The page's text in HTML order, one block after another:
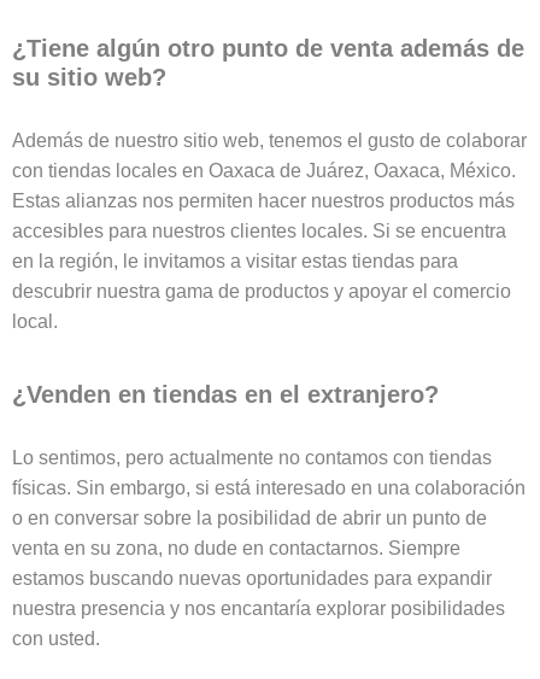
¿Tiene algún otro punto de venta además de
su sitio web?
Además de nuestro sitio web, tenemos el gusto de colaborar
con tiendas locales en Oaxaca de Juárez, Oaxaca, México.
Estas alianzas nos permiten hacer nuestros productos más
accesibles para nuestros clientes locales. Si se encuentra
en la región, le invitamos a visitar estas tiendas para
descubrir nuestra gama de productos y apoyar el comercio
local.
¿Venden en tiendas en el extranjero?
Lo sentimos, pero actualmente no contamos con tiendas
físicas. Sin embargo, si está interesado en una colaboración
o en conversar sobre la posibilidad de abrir un punto de
venta en su zona, no dude en contactarnos. Siempre
estamos buscando nuevas oportunidades para expandir
nuestra presencia y nos encantaría explorar posibilidades
con usted.